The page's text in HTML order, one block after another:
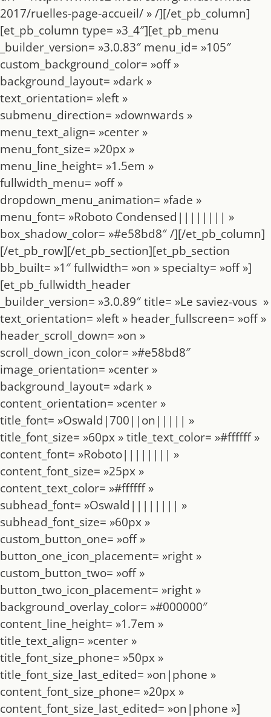
2017/ruelles-page-accueil/ » /][/et_pb_column]
[et_pb_column type= »3_4″][et_pb_menu
_builder_version= »3.0.83″ menu_id= »105″
custom_background_color= »off »
background_layout= »dark »
text_orientation= »left »
submenu_direction= »downwards »
menu_text_align= »center »
menu_font_size= »20px »
menu_line_height= »1.5em »
fullwidth_menu= »off »
dropdown_menu_animation= »fade »
menu_font= »Roboto Condensed|||||||| »
box_shadow_color= »#e58bd8″ /][/et_pb_column]
[/et_pb_row][/et_pb_section][et_pb_section
bb_built= »1″ fullwidth= »on » specialty= »off »]
[et_pb_fullwidth_header
_builder_version= »3.0.89″ title= »Le saviez-vous »
text_orientation= »left » header_fullscreen= »off »
header_scroll_down= »on »
scroll_down_icon_color= »#e58bd8″
image_orientation= »center »
background_layout= »dark »
content_orientation= »center »
title_font= »Oswald|700||on||||| »
title_font_size= »60px » title_text_color= »#ffffff »
content_font= »Roboto|||||||| »
content_font_size= »25px »
content_text_color= »#ffffff »
subhead_font= »Oswald|||||||| »
subhead_font_size= »60px »
custom_button_one= »off »
button_one_icon_placement= »right »
custom_button_two= »off »
button_two_icon_placement= »right »
background_overlay_color= »#000000″
content_line_height= »1.7em »
title_text_align= »center »
title_font_size_phone= »50px »
title_font_size_last_edited= »on|phone »
content_font_size_phone= »20px »
content_font_size_last_edited= »on|phone »]